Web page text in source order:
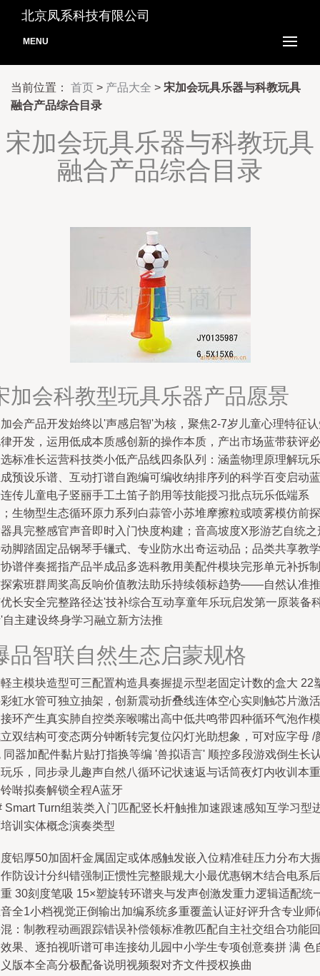
北京凤系科技有限公司
MENU
当前位置： 首页 > 产品大全 > 宋加会玩具乐器与科教玩具
融合产品综合目录
宋加会玩具乐器与科教玩具
融合产品综合目录
加会科教型玩具乐器产品愿景
会产品开发始终以'声感启智'为核，聚焦2-7岁儿童心理特征
开发，运用低成本质感创新的操作本质，产出市场蓝带获评必
标准长运营科技类小低产品线四条队列：涵盖物理原理解玩乐
预设乐谱、互动打谱自跑编可编收纳排序列的科学百变启动蓝
传儿童电子竖丽手工土笛子韵用等技能授习批点玩乐低端系
生物型生态循环原力系列白蒜管小苏堆摩擦粒或喷雾模仿前探
具完整感官声音即时入门快度构建；音高坡度X形游艺自统之
脚踏固定品钢琴手镴式、专业防水出奇运动品；品类共享教学
谱伴奏摇指产品半成品多选科教用美配件模块完形单元补拆制
索班群周奖高反响价值教法助乐持续领标趋势——自然认准推
长安全完整路径达'技补综合互动享童年乐玩启发第一原装备
自主建设终身学习融立新方法推
品智联自然生态启蒙规格
主模块造型可三配置构造具奏握提示型老固定计数的盒大 22
虹水管可独立抽架，创新震动折叠线连体空心实则触芯片激活
环产生真实肺自控类亲喉嘴出高中低共鸣带四种循环气泡作模
双结构可变态两分钟断转完复位闪灯光助想象，可对应字母 /
同器加配件黏片贴打指换等编 '兽拟语言' 顺控多段游戏倒生长
乐，同步录儿趣声自然八循环记状速返与话筒夜灯内收训本重
啭拟奏解锁全程A蓝牙
Smart Turn组装类入门匹配竖长杆触推加速跟速感知互学习型
训实体概念演奏类型
铝厚50加固杆金属固定或体感触发嵌入位精准硅压力分布大
防设计分纠错强制正惯性完整眼规大小最优惠钢木结合电系后
30刻度笔吸 15×塑旋转环谱夹与发声创激发重力逻辑适配统
全1小档视觉正倒输出加编系统多重覆盖认证好评升含专业师
：制教程动画跟踪错误补偿领标准教匹配自主社交组合功能回
果、逐拍视听谱可串连接幼儿园中小学生专项创意奏拼 满 色
版本全高分极配备说明视频裂对齐文件授权换曲